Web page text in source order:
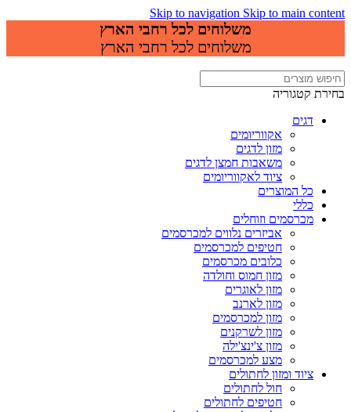
Skip to navigation Skip to main content
משלוחים לכל רחבי הארץ
משלוחים לכל רחבי הארץ
בחירת קטגוריה
דגים
אקווריומים
מזון לדגים
משאבות חמצן לדגים
ציוד לאקווריומים
כל המוצרים
כללי
מכרסמים וזוחלים
אביזרים נלווים למכרסמים
חטיפים למכרסמים
כלובים מכרסמים
מזון חמוס וחולדה
מזון לאוגרים
מזון לארנב
מזון למכרסמים
מזון לשרקנים
מזון צ'ינצ'ילה
מצע למכרסמים
ציוד ומזון לחתולים
חול לחתולים
חטיפים לחתולים